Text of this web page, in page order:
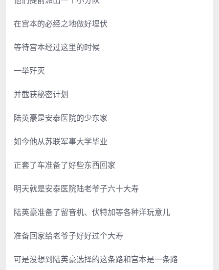
在宫本的必经之地做好埋伏
等待宫本经过这里的时候
一举歼灭
并截获秘密计划
陆英豪是安泰医院的少东家
如今他从苏联军事大学毕业
正套了车准备了好些东西回家
明天就是安泰医院陆老爷子六十大寿
陆英豪准备了留音机、伏特加等各种洋玩意儿
准备回家给老爷子好好过个大寿
可是没想到陆英豪选择的这条路和宫本是一条路